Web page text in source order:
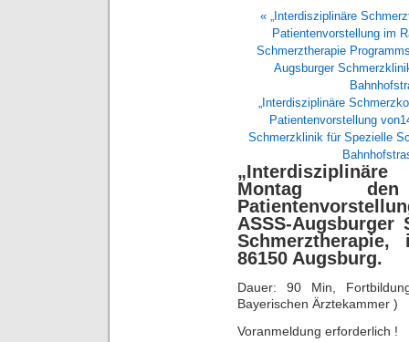
« „Interdisziplinäre
Patientenvorstellung im
Schmerztherapie
Augsburger
„Interdisziplinäre
Patientenvorstellung
Schmerzklinik für Spezielle
Montag
ASSS-
86150 Augsburg.
Dauer: 90 Min,
Bayerischen Ärztekammer )
Voranmeldung erforderlich !